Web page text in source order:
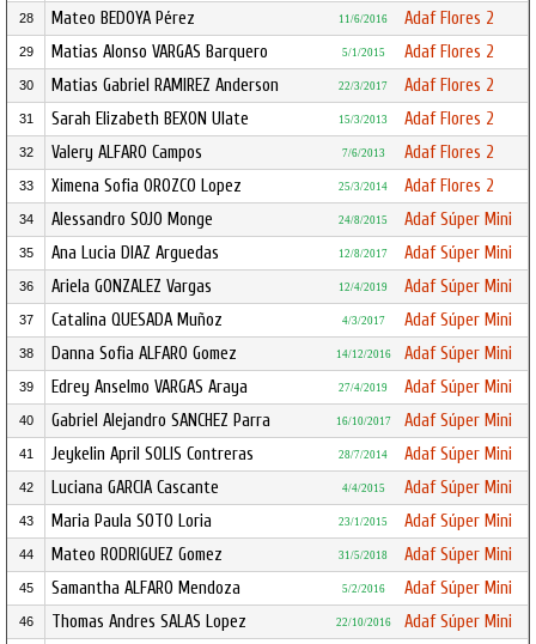
28 Mateo BEDOYA Pérez 11/6/2016 Adaf Flores 2
29 Matias Alonso VARGAS Barquero 5/1/2015 Adaf Flores 2
30 Matias Gabriel RAMIREZ Anderson 22/3/2017 Adaf Flores 2
31 Sarah Elizabeth BEXON Ulate 15/3/2013 Adaf Flores 2
32 Valery ALFARO Campos 7/6/2013 Adaf Flores 2
33 Ximena Sofia OROZCO Lopez 25/3/2014 Adaf Flores 2
34 Alessandro SOJO Monge 24/8/2015 Adaf Súper Mini
35 Ana Lucia DIAZ Arguedas 12/8/2017 Adaf Súper Mini
36 Ariela GONZALEZ Vargas 12/4/2019 Adaf Súper Mini
37 Catalina QUESADA Muñoz 4/3/2017 Adaf Súper Mini
38 Danna Sofia ALFARO Gomez 14/12/2016 Adaf Súper Mini
39 Edrey Anselmo VARGAS Araya 27/4/2019 Adaf Súper Mini
40 Gabriel Alejandro SANCHEZ Parra 16/10/2017 Adaf Súper Mini
41 Jeykelin April SOLIS Contreras 28/7/2014 Adaf Súper Mini
42 Luciana GARCIA Cascante 4/4/2015 Adaf Súper Mini
43 Maria Paula SOTO Loria 23/1/2015 Adaf Súper Mini
44 Mateo RODRIGUEZ Gomez 31/5/2018 Adaf Súper Mini
45 Samantha ALFARO Mendoza 5/2/2016 Adaf Súper Mini
46 Thomas Andres SALAS Lopez 22/10/2016 Adaf Súper Mini